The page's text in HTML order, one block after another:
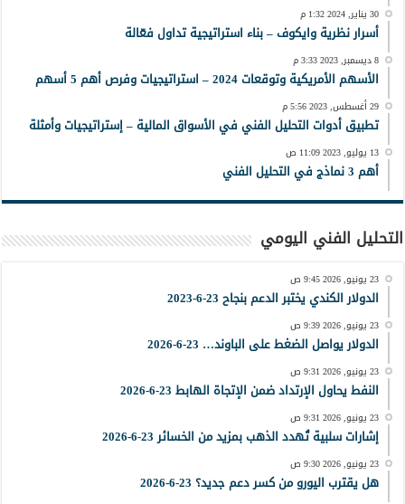
30 يناير, 2024 1:32 م
أسرار نظرية وايكوف – بناء استراتيجية تداول فعّالة
8 ديسمبر, 2023 3:33 م
الأسهم الأمريكية وتوقعات 2024 – استراتيجيات وفرص أهم 5 أسهم
29 أغسطس, 2023 5:56 م
تطبيق أدوات التحليل الفني في الأسواق المالية – إستراتيجيات وأمثلة
13 يوليو, 2023 11:09 ص
أهم 3 نماذج في التحليل الفني
التحليل الفني اليومي
23 يونيو, 2026 9:45 ص
الدولار الكندي يختبر الدعم بنجاح 23-6-2023
23 يونيو, 2026 9:39 ص
الدولار يواصل الضغط على الباوند… 23-6-2026
23 يونيو, 2026 9:31 ص
النفط يحاول الإرتداد ضمن الإتجاة الهابط 23-6-2026
23 يونيو, 2026 9:31 ص
إشارات سلبية تُهدد الذهب بمزيد من الخسائر 23-6-2026
23 يونيو, 2026 9:30 ص
هل يقترب اليورو من كسر دعم جديد؟ 23-6-2026